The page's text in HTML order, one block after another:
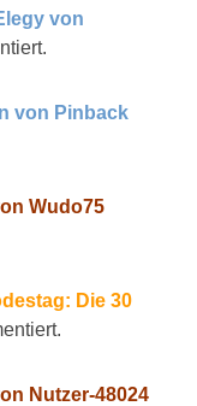
von
von Pinback
Wudo75
Die 30
Nutzer-48024